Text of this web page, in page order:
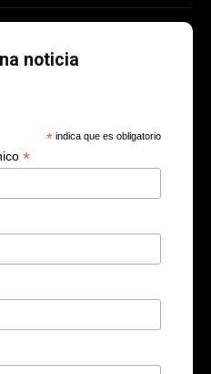
noticia
* indica que es obligatorio
*